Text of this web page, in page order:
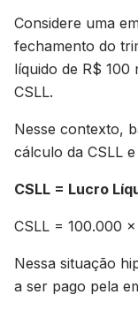
Considere uma
fechamento do
líquido de R$
CSLL.
Nesse contexto,
cálculo da CSLL
CSLL = Lucro
CSLL = 100.000
Nessa situação
a ser pago pela